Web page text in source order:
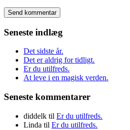
Seneste indlæg
Det sidste år.
Det er aldrig for tidligt.
Er du utilfreds.
At leve i en magisk verden.
Seneste kommentarer
diddelk til Er du utilfreds.
Linda til Er du utilfreds.